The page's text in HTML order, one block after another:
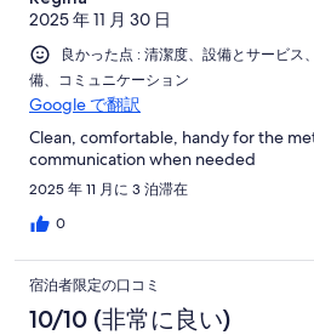
2025 年 11 月 30 日
良かった点 : 清潔度、設備とサービス
備、コミュニケーション
Google で翻訳
Clean, comfortable, handy for the
communication when needed
2025 年 11 月に 3 泊滞在
0
宿泊者限定の口コミ
10/10 (非常に良い)